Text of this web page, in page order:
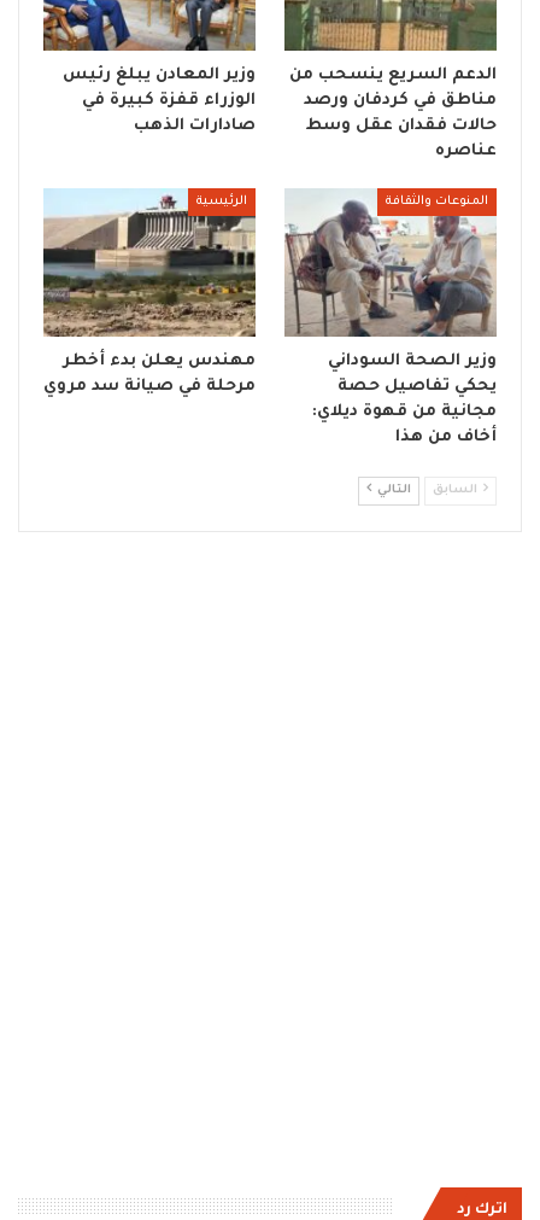
الدعم السريع ينسحب من
مناطق في كردفان ورصد
حالات فقدان عقل وسط
عناصره
وزير المعادن يبلغ رئيس
الوزراء قفزة كبيرة في
صادارات الذهب
المنوعات والثقافة
وزير الصحة السوداني
يحكي تفاصيل حصة
مجانية من قهوة ديلاي:
أخاف من هذا
الرئيسية
مهندس يعلن بدء أخطر
مرحلة في صيانة سد مروي
السابق التالي
اترك رد